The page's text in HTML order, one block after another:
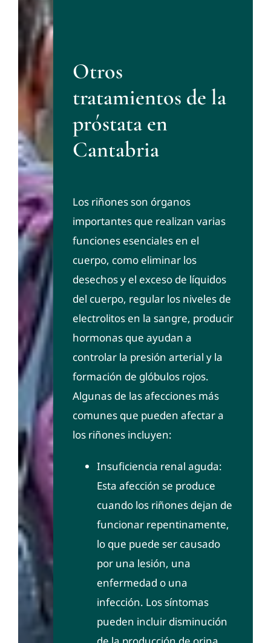
Otros
tratamientos de la
próstata en
Cantabria
Los riñones son órganos
importantes que realizan varias
funciones esenciales en el
cuerpo, como eliminar los
desechos y el exceso de líquidos
del cuerpo, regular los niveles de
electrolitos en la sangre, producir
hormonas que ayudan a
controlar la presión arterial y la
formación de glóbulos rojos.
Algunas de las afecciones más
comunes que pueden afectar a
los riñones incluyen:
Insuficiencia renal aguda:
Esta afección se produce
cuando los riñones dejan de
funcionar repentinamente,
lo que puede ser causado
por una lesión, una
enfermedad o una
infección. Los síntomas
pueden incluir disminución